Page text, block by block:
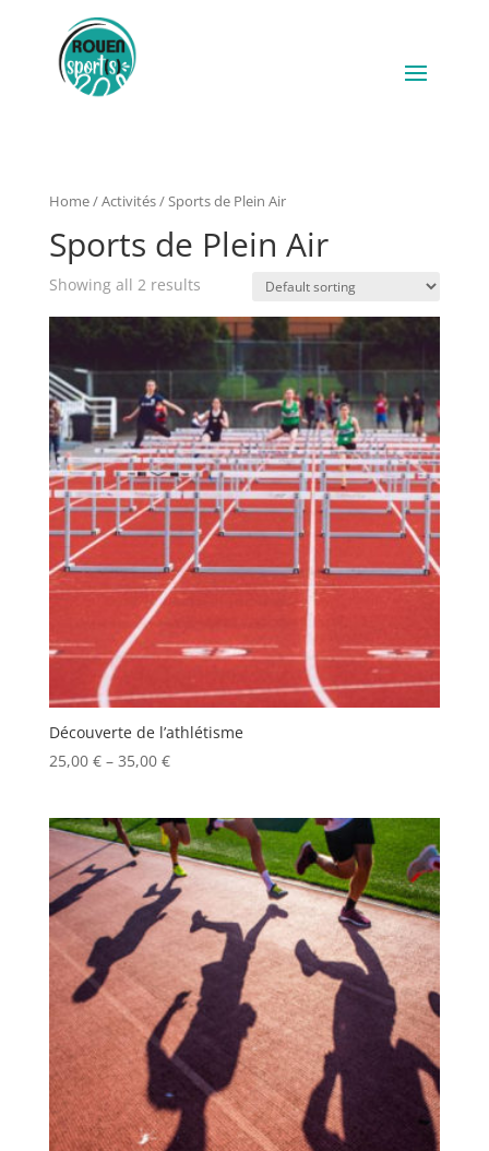
Home/Activités/ Sports de Plein Air
Sports de Plein Air
Showing all 2 results
Découverte de l’athlétisme
25,00 €– 35,00 €